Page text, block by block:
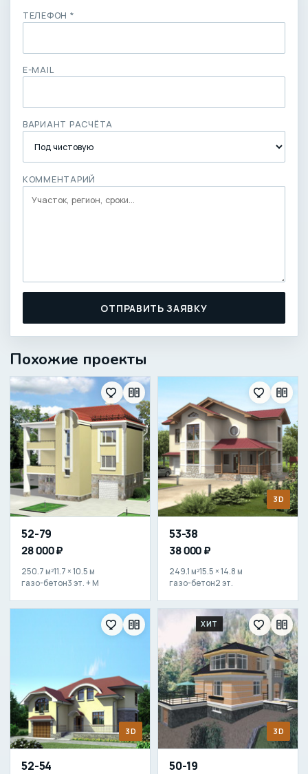
ТЕЛЕФОН *
E-MAIL
ВАРИАНТ РАСЧЁТА
КОММЕНТАРИЙ
ОТПРАВИТЬ ЗАЯВКУ
Похожие проекты
52-79
28 000 ₽
250.7 м²11.7 × 10.5 м
газо-бетон3 эт. + М
3D
53-38
38 000 ₽
249.1 м²15.5 × 14.8 м
газо-бетон2 эт.
3D
52-54
3D
ХИТ
50-19